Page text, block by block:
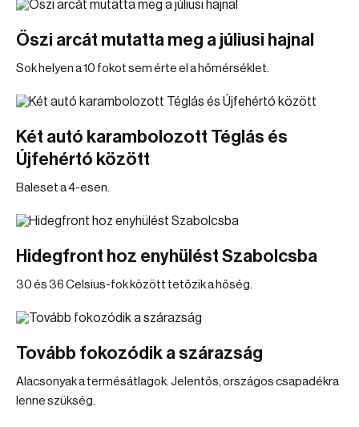
Őszi arcát mutatta meg a júliusi hajnal
Sok helyen a 10 fokot sem érte el a hőmérséklet.
Két autó karambolozott Téglás és
Újfehértó között
Baleset a 4-esen.
Hidegfront hoz enyhülést Szabolcsba
30 és 36 Celsius-fok között tetőzik a hőség.
Tovább fokozódik a szárazság
Alacsonyak a termésátlagok. Jelentős, országos csapadékra
lenne szükség.